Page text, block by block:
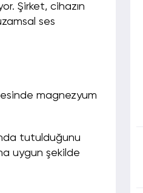
Şirket, cihazın
ses
magnezyum
tutulduğunu
uygun şekilde